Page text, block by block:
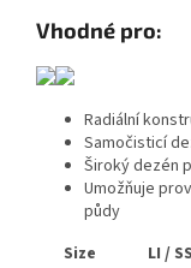
Vhodné pro:
Radiální
Samočisticí
Široký dezén
Umožňuje
půdy
Size
LI / SS